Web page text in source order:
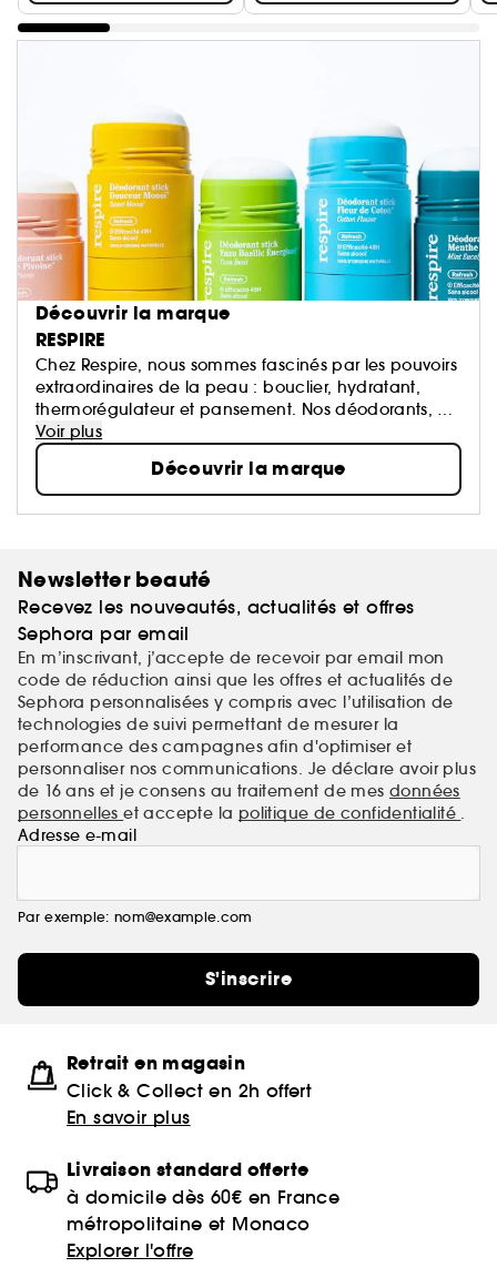
Découvrir la marque
RESPIRE
Chez Respire, nous sommes fascinés par les pouvoirs
extraordinaires de la peau : bouclier, hydratant,
thermorégulateur et pansement. Nos déodorants, à
l’efficacité prouvée toute la journée, protègent
chaque jour plus d’un million de clients satisfaits.
Formulés sans aluminium ni alcool et composés à
99% d’ingrédients d’origine naturelle, ils respectent
votre peau et l’environnement. À la suite de leur
magie de votre peau au quotidien.
Voir plus
Découvrir la marque
Newsletter beauté
Recevez les nouveautés, actualités et offres
Sephora par email
En m’inscrivant, j’accepte de recevoir par email mon
code de réduction ainsi que les offres et actualités de
Sephora personnalisées y compris avec l’utilisation de
technologies de suivi permettant de mesurer la
performance des campagnes afin d'optimiser et
personnaliser nos communications. Je déclare avoir plus
de 16 ans et je consens au traitement de mes données
personnelleset accepte la politique de confidentialité .
Adresse e-mail
Par exemple: nom@example.com
S'inscrire
Retrait en magasin
Click & Collect en 2h offert
En savoir plus
Livraison standard offerte
à domicile dès 60€ en France
métropolitaine et Monaco
Explorer l'offre